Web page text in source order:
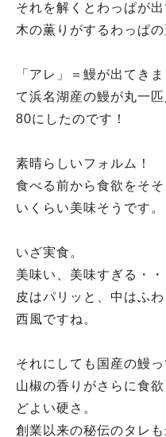
それを解くとわっぱが出
木の薫りがするわっぱの
「アレ」＝鰻が出てき
て浜名湖産の鰻が丸一
80にしたのです！
素晴らしいフォルム！
食べる前から食欲をそ
いくらい美味そうです。
いざ実食。
美味い、美味すぎる・・
皮はパリッと、中はふ
西風ですね。
それにしても国産の鰻
山椒の香りがさらに食
どよい硬さ。
創業以来の秘伝のタレ